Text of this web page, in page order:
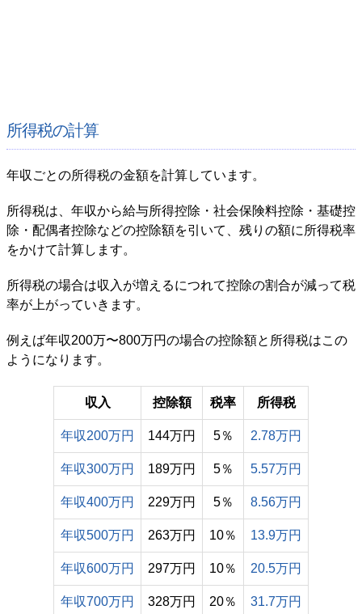
所得税の計算
年収ごとの所得税の金額を計算しています。
所得税は、年収から給与所得控除・社会保険料控除・基礎控
除・配偶者控除などの控除額を引いて、残りの額に所得税率
をかけて計算します。
所得税の場合は収入が増えるにつれて控除の割合が減って税
率が上がっていきます。
例えば年収200万〜800万円の場合の控除額と所得税はこの
ようになります。
収入 控除額 税率 所得税
年収200万円 144万円 5％ 2.78万円
年収300万円 189万円 5％ 5.57万円
年収400万円 229万円 5％ 8.56万円
年収500万円 263万円 10％ 13.9万円
年収600万円 297万円 10％ 20.5万円
年収700万円 328万円 20％ 31.7万円